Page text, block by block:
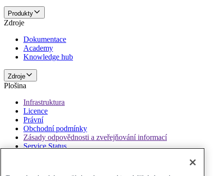
Produkty
Zdroje
Dokumentace
Academy
Knowledge hub
Zdroje
Plošina
Infrastruktura
Licence
Právní
Obchodní podmínky
Zásady odpovědnosti a zveřejňování informací
Service Status